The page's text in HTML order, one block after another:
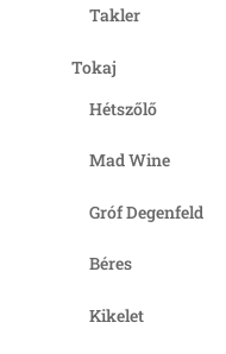
Takler
Tokaj
Hétszőlő
Mad Wine
Gróf Degenfeld
Béres
Kikelet